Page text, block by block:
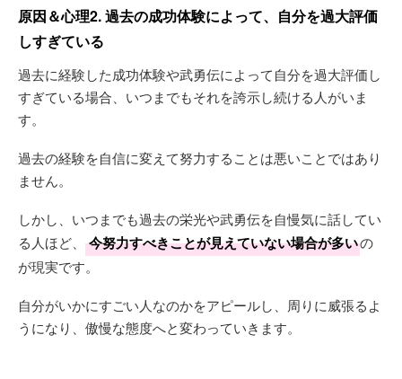
原因＆心理2. 過去の成功体験によって、自分を過大評価
しすぎている
過去に経験した成功体験や武勇伝によって自分を過大評価し
すぎている場合、いつまでもそれを誇示し続ける人がいま
す。
過去の経験を自信に変えて努力することは悪いことではあり
ません。
しかし、いつまでも過去の栄光や武勇伝を自慢気に話してい
る人ほど、
今努力すべきことが見えていない場合が多いの
が現実です。
自分がいかにすごい人なのかをアピールし、周りに威張るよ
うになり、傲慢な態度へと変わっていきます。